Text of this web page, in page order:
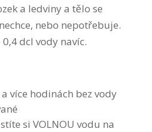
a ledviny a tělo se
nebo nepotřebuje.
0,4 dcl vody navíc.
více hodinách bez vody
si VOLNOU vodu na